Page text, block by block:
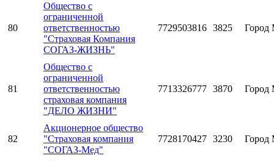
80
Общество с
ограниченной
ответственностью
"Страховая Компания
СОГАЗ-ЖИЗНЬ"
7729503816 3825 Город
81
Общество с
ограниченной
ответственностью
страховая компания
"ДЕЛО ЖИЗНИ"
7713326777 3870 Город
82
Акционерное общество
"Страховая компания
"СОГАЗ-Мед"
7728170427 3230 Город